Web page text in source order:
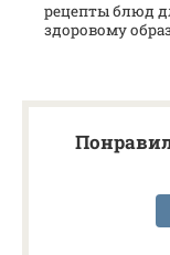
рецепты блюд
здоровому